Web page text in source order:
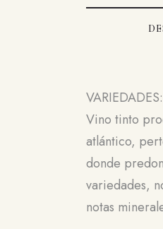
Vino tinto
atlántico,
donde
variedades,
notas